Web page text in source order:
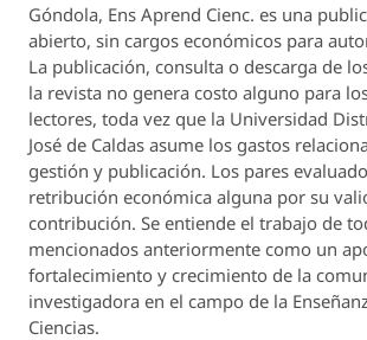
Góndola, Ens Aprend Cienc. es una
abierto, sin cargos económicos para
La publicación, consulta o descarga de
la revista no genera costo alguno para
lectores, toda vez que la Universidad
José de Caldas asume los gastos
gestión y publicación. Los pares
retribución económica alguna por su
contribución. Se entiende el trabajo de
mencionados anteriormente como un
fortalecimiento y crecimiento de la
investigadora en el campo de la
Ciencias.